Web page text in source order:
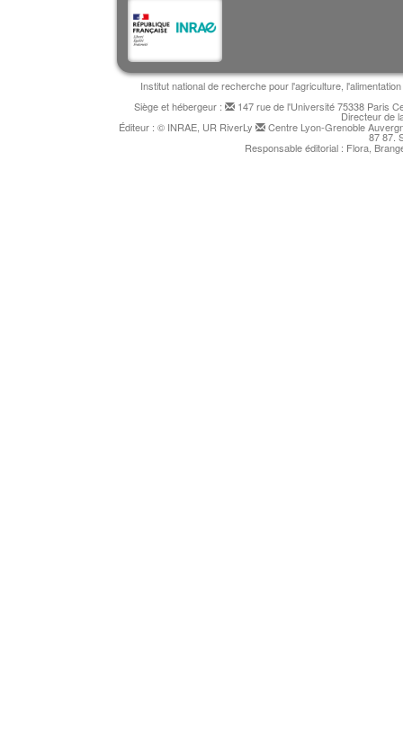
Institut national de recherche pour l'agriculture,
Siège et hébergeur :
147 rue de l'Université 75338 Paris
Directeur de
Éditeur : © INRAE, UR RiverLy Centre Lyon-Grenoble
87 87.
Responsable éditorial : Flora,